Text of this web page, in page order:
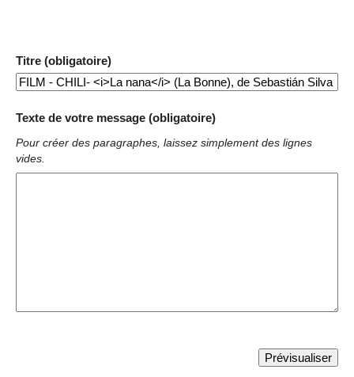
Titre (obligatoire)
Texte de votre message (obligatoire)
Pour créer des paragraphes, laissez simplement des lignes
vides.